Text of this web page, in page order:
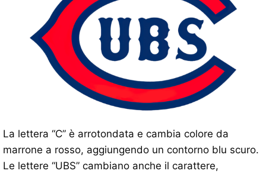
La lettera “C” è arrotondata e cambia colore da
marrone a rosso, aggiungendo un contorno blu scuro.
Le lettere “UBS” cambiano anche il carattere,